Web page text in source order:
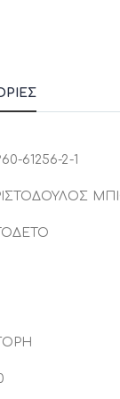
61256-2-1